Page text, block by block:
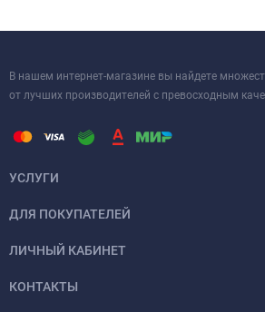
В нашем интернет-магазине вы найдете
от лучших производителей с превосходным
УСЛУГИ
ДЛЯ ПОКУПАТЕЛЕЙ
ЛИЧНЫЙ КАБИНЕТ
КОНТАКТЫ